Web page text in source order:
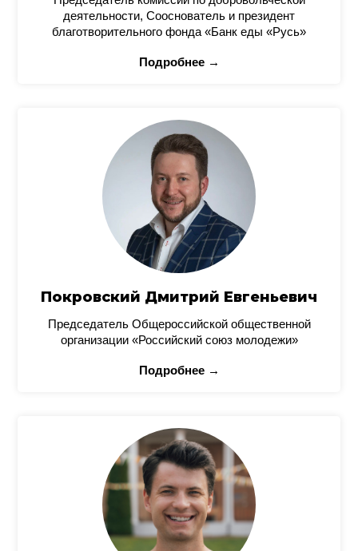
деятельности, Сооснователь и президент
благотворительного фонда «Банк еды «Русь»
Подробнее →
Покровский Дмитрий Евгеньевич
Председатель Общероссийской общественной
организации «Российский союз молодежи»
Подробнее →